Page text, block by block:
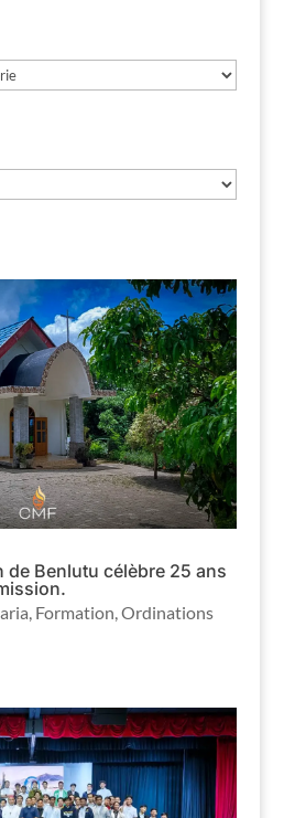
de Benlutu célèbre 25 ans
, Formation,Ordinations